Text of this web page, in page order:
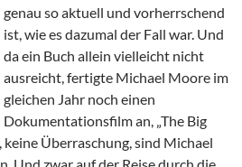
genau so aktuell und vorherrschend
ist, wie es dazumal der Fall war. Und
da ein Buch allein vielleicht nicht
ausreicht, fertigte Michael Moore im
gleichen Jahr noch einen
Dokumentationsfilm an, „The Big
keine Überraschung, sind Michael